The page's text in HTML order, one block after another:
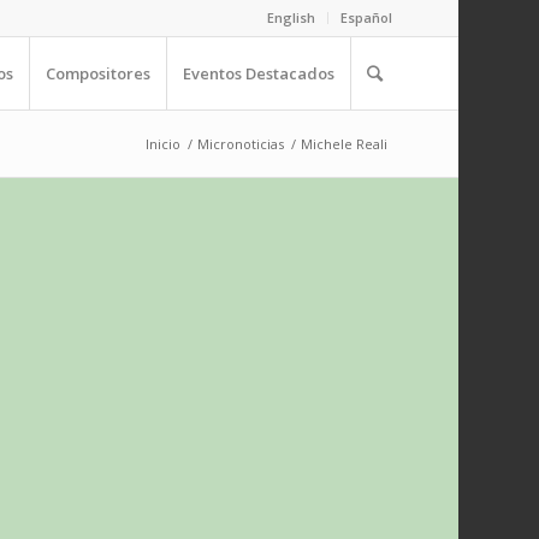
English Español
Compositores Eventos Destacados
Inicio / Micronoticias / Michele Reali